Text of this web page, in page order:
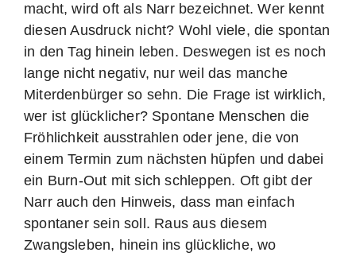
macht, wird oft als Narr bezeichnet. Wer kennt
diesen Ausdruck nicht? Wohl viele, die spontan
in den Tag hinein leben. Deswegen ist es noch
lange nicht negativ, nur weil das manche
Miterdenbürger so sehn. Die Frage ist wirklich,
wer ist glücklicher? Spontane Menschen die
Fröhlichkeit ausstrahlen oder jene, die von
einem Termin zum nächsten hüpfen und dabei
ein Burn-Out mit sich schleppen. Oft gibt der
Narr auch den Hinweis, dass man einfach
spontaner sein soll. Raus aus diesem
Zwangsleben, hinein ins glückliche, wo